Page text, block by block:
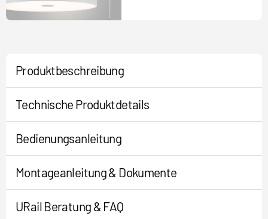
Produktbeschreibung
Technische Produktdetails
Bedienungsanleitung
Montageanleitung & Dokumente
URail Beratung & FAQ